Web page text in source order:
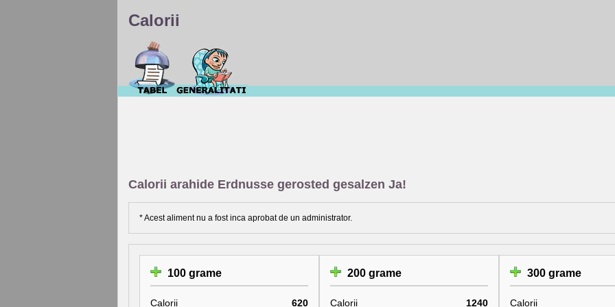
Calorii
Calorii arahide Erdnusse gerosted gesalzen Ja!
* Acest aliment nu a fost inca aprobat de un administrator.
100 grame
Calorii 620
200 grame
Calorii 1240
300 grame
Calorii